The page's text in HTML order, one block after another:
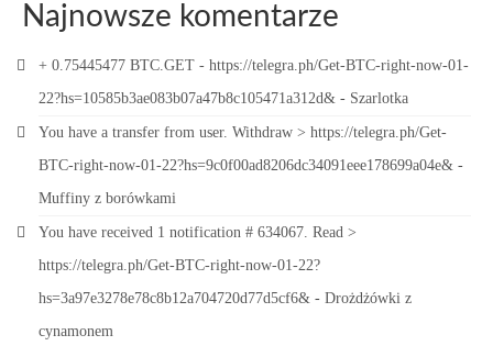
Najnowsze komentarze
+ 0.75445477 BTC.GET - https://telegra.ph/Get-BTC-right-now-01-
22?hs=10585b3ae083b07a47b8c105471a312d& - Szarlotka
You have a transfer from user. Withdrаw > https://telegra.ph/Get-
BTC-right-now-01-22?hs=9c0f00ad8206dc34091eee178699a04e& -
Muffiny z borówkami
You have received 1 notification # 634067. Read >
https://telegra.ph/Get-BTC-right-now-01-22?
hs=3a97e3278e78c8b12a704720d77d5cf6& - Drożdżówki z
cynamonem